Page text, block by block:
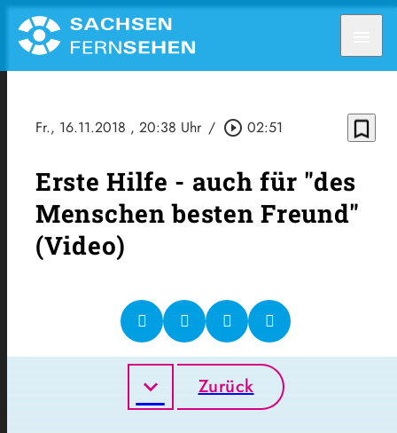
Fr., 16.11.2018 , 20:38 Uhr / play_circle_outline 02:51 bookmark_border
Erste Hilfe - auch für "des
Menschen besten Freund"
(Video)
Zurück